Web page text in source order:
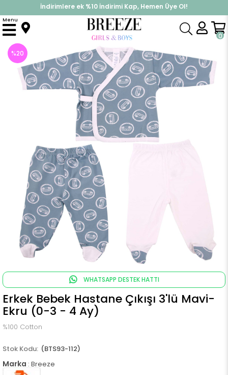
%30 Sepette Yaz İndirimi, Hemen Al!
İndirimlere ek %10 İndirimi Kap, Hemen Üye Ol!
0
Menu
Anasayfa Hastane Çıkışı
%20
İndirim
WHATSAPP DESTEK HATTI
Erkek Bebek Hastane Çıkışı 3'lü Mavi-
Ekru (0-3 - 4 Ay)
%100 Cotton
(BTS93-112)
Marka : Breeze